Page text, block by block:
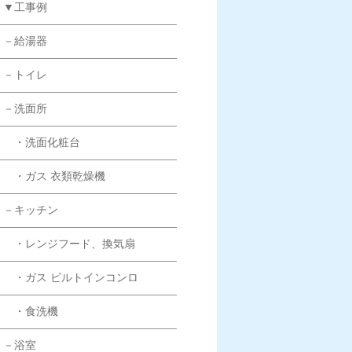
▼工事例
－給湯器
－トイレ
－洗面所
・洗面化粧台
・ガス 衣類乾燥機
－キッチン
・レンジフード、換気扇
・ガス ビルトインコンロ
・食洗機
－浴室